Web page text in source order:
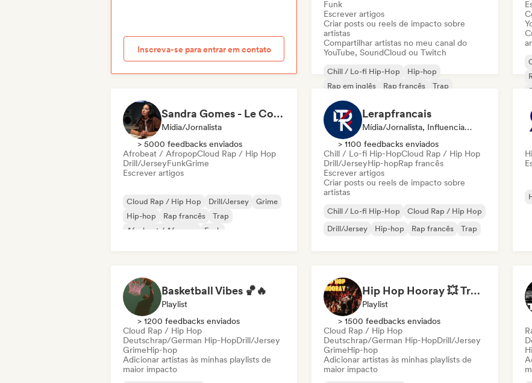
Inscreva-se para entrar em contato
Funk
Escrever artigos
Criar posts ou reels de impacto sobre
artistas
Compartilhar artistas no meu canal do
YouTube, SoundCloud ou Twitch
Chill / Lo-fi Hip-Hop
Hip-hop
Rap em inglês
Rap francês
Trap
Música africana
Sandra Gomes - Le Code Review & 1993initiales
Mídia/Jornalista
> 5000 feedbacks enviados
Afrobeat / AfropopCloud Rap / Hip Hop
Drill/JerseyFunkGrime
Escrever artigos
Cloud Rap / Hip Hop Drill/Jersey
Grime
Hip-hop
Rap francês
Trap
Afrobeat / Afropop
Funk
Lerapfrancais
Mídia/Jornalista, Influenciador
> 1100 feedbacks enviados
Chill / Lo-fi Hip-HopCloud Rap / Hip Hop
Drill/JerseyHip-hopRap francês
Escrever artigos
Criar posts ou reels de impacto sobre
artistas
Chill / Lo-fi Hip-Hop
Cloud Rap / Hip Hop
Drill/Jersey
Hip-hop Rap francês Trap
Basketball Vibes 🏀🔥
Playlist
> 1200 feedbacks enviados
Cloud Rap / Hip Hop
Deutschrap/German Hip-HopDrill/Jersey
GrimeHip-hop
Adicionar artistas às minhas playlists de
maior impacto
Hip Hop Hooray 💥 Trap, Hype & Party Rap Bangers
Playlist
> 1500 feedbacks enviados
Cloud Rap / Hip Hop
Deutschrap/German Hip-HopDrill/Jersey
GrimeHip-hop
Adicionar artistas às minhas playlists de
maior impacto